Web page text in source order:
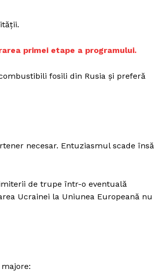
primei etape a programului.
fosili din Rusia și preferă
necesar. Entuziasmul scade însă
de trupe într-o eventuală
Ucrainei la Uniunea Europeană nu